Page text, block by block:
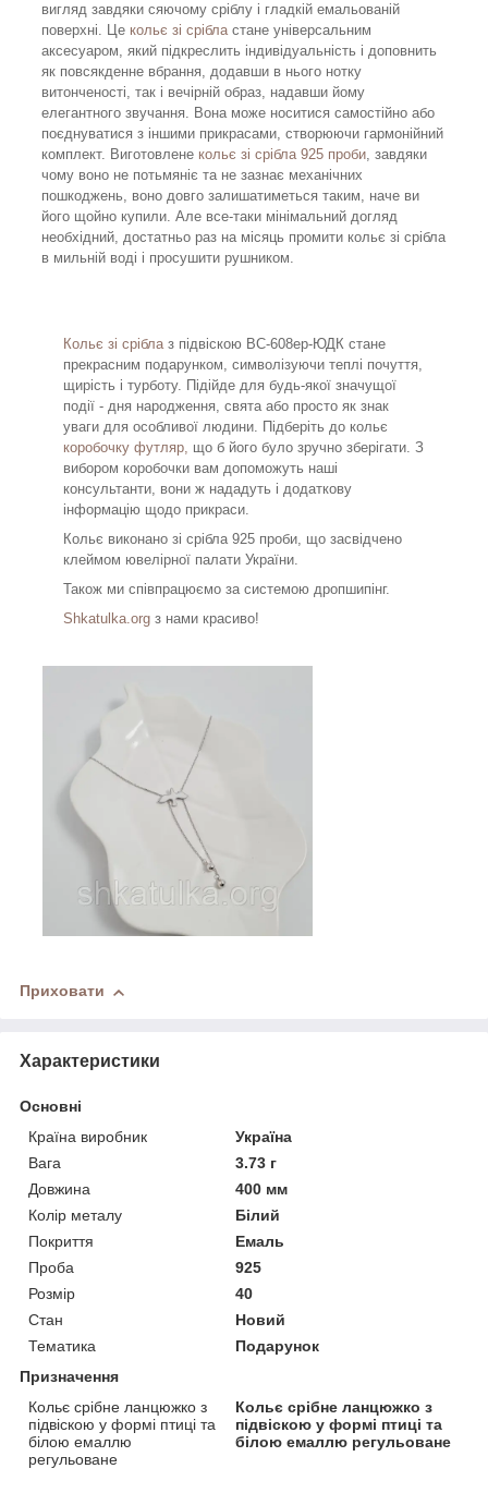
вигляд завдяки сяючому сріблу і гладкій емальованій
поверхні. Це кольє зі срібластане універсальним
аксесуаром, який підкреслить індивідуальність і доповнить
як повсякденне вбрання, додавши в нього нотку
витонченості, так і вечірній образ, надавши йому
елегантного звучання. Вона може носитися самостійно або
поєднуватися з іншими прикрасами, створюючи гармонійний
комплект. Виготовлене кольє зі срібла 925 проби, завдяки
чому воно не потьмяніє та не зазнає механічних
пошкоджень, воно довго залишатиметься таким, наче ви
його щойно купили. Але все-таки мінімальний догляд
необхідний, достатньо раз на місяць промити кольє зі срібла
в мильній воді і просушити рушником.
Кольє зі сріблаз підвіскою ВС-608ер-ЮДК стане
прекрасним подарунком, символізуючи теплі почуття,
щирість і турботу. Підійде для будь-якої значущої
події - дня народження, свята або просто як знак
уваги для особливої людини. Підберіть до кольє
коробочку футляр, що б його було зручно зберігати. З
вибором коробочки вам допоможуть наші
консультанти, вони ж нададуть і додаткову
інформацію щодо прикраси.
Кольє виконано зі срібла 925 проби, що засвідчено
клеймом ювелірної палати України.
Також ми співпрацюємо за системою дропшипінг.
Shkatulka.org з нами красиво!
Приховати
Характеристики
Основні
Країна виробник
Україна
Вага
3.73 г
Довжина
400 мм
Колір металу
Білий
Покриття
Емаль
Проба
925
Розмір
40
Стан
Новий
Тематика
Подарунок
Призначення
Кольє срібне ланцюжко з
підвіскою у формі птиці та
білою емаллю
регульоване
Кольє срібне ланцюжко з
підвіскою у формі птиці та
білою емаллю регульоване